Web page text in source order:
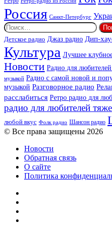
Россия Санкт-Петербург
Найти:
Детское радио Джаз радио Дип-
Культура Лучшее
Новости Радио для
музыкой Радио с самой новой и
музыкой Разговорное радио
расслабиться Ретро радио для
радио для любителей
любой вкус Фолк радио Шансон радио
© Все права защищены 2026
Новости
Обратная связь
О сайте
Политика